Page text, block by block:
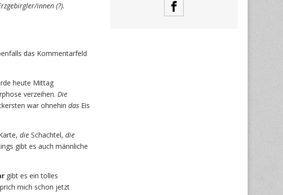
innen (?).
das Kommentarfeld
heute Mittag
verzeihen. Die
war ohnehin dasEis
dieSchachtel, die
gibt es auch männliche
gibt es ein tolles
mich schon jetzt